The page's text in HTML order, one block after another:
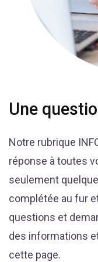
Une
Notre rubrique
réponse à toutes
seulement
complétée au fur
questions et
des informations
cette page.